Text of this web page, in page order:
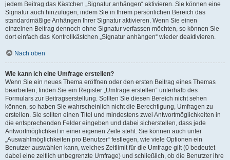
jedem Beitrag das Kästchen „Signatur anhängen“ aktivieren. Sie können eine
Signatur auch hinzufügen, indem Sie in Ihrem persönlichen Bereich das
standardmäßige Anhängen Ihrer Signatur aktivieren. Wenn Sie einen
einzelnen Beitrag dennoch ohne Signatur verfassen möchten, so können Sie
dort einfach das Kontrollkästchen „Signatur anhängen“ wieder deaktivieren.
Nach oben
Wie kann ich eine Umfrage erstellen?
Wenn Sie ein neues Thema eröffnen oder den ersten Beitrag eines Themas
bearbeiten, finden Sie ein Register „Umfrage erstellen“ unterhalb des
Formulars zur Beitragserstellung. Sollten Sie diesen Bereich nicht sehen
können, so haben Sie wahrscheinlich nicht die Berechtigung, Umfragen zu
erstellen. Sie sollten einen Titel und mindestens zwei Antwortmöglichkeiten in
die entsprechenden Felder eingeben und dabei sicherstellen, dass jede
Antwortmöglichkeit in einer eigenen Zeile steht. Sie können auch unter
„Auswahlmöglichkeiten pro Benutzer“ festlegen, wie viele Optionen ein
Benutzer auswählen kann, welches Zeitlimit für die Umfrage gilt (0 bedeutet
dabei eine zeitlich unbegrenzte Umfrage) und schließlich, ob die Benutzer ihre